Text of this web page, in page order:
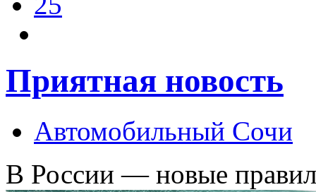
Приятная новость
Автомобильный Сочи
В России — новые